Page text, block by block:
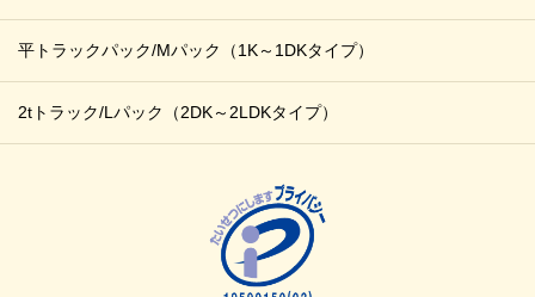
平トラックパック/Mパック （1K～1DKタイプ）
2tトラック/Lパック （2DK～2LDKタイプ）